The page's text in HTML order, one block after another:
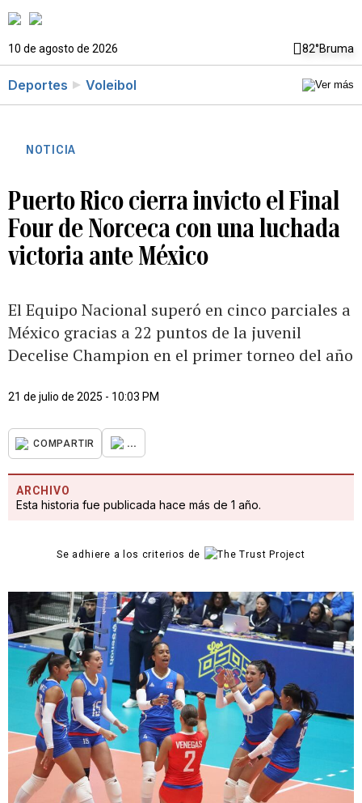
10 de agosto de 2026 82°Bruma
Deportes Voleibol
NOTICIA
Puerto Rico cierra invicto el Final
Four de Norceca con una luchada
victoria ante México
El Equipo Nacional superó en cinco parciales a
México gracias a 22 puntos de la juvenil
Decelise Champion en el primer torneo del año
21 de julio de 2025 - 10:03 PM
COMPARTIR ...
ARCHIVO
Esta historia fue publicada hace más de 1 año.
Se adhiere a los criterios de